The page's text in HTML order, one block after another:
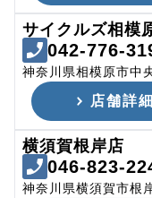
サイクルズ相模
042-776-
神奈川県相模原市中
店舗詳細
横須賀根岸店
046-823-
神奈川県横須賀市根